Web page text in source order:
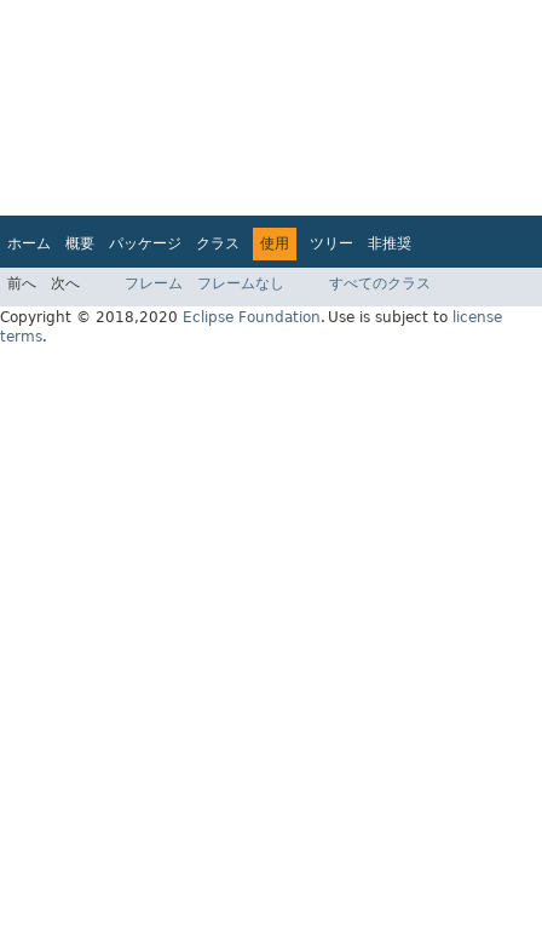
ホーム 概要 パッケージ クラス 使用 ツリー
非推奨
インデックス
ヘルプ
Jakarta EE Platform API v9.0.0
前へ 次へ フレーム フレームなし
すべてのクラス
Copyright © 2018,2020 Eclipse Foundation. Use is subject to license
terms.